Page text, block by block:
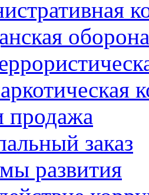
оборона
продажа
заказ
развития